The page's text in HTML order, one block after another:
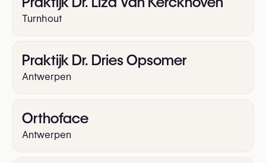
Turnhout
Praktijk Dr. Dries Opsomer
Antwerpen
Orthoface
Antwerpen